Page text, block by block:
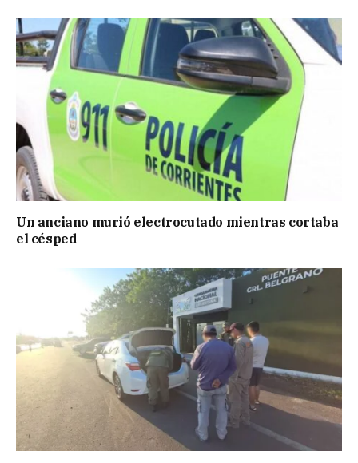
Un anciano murió electrocutado mientras cortaba
el césped